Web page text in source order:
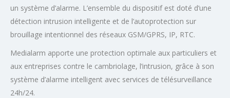
un système d’alarme. L’ensemble du dispositif est doté d’une
détection intrusion intelligente et de l’autoprotection sur
brouillage intentionnel des réseaux GSM/GPRS, IP, RTC.
Medialarm apporte une protection optimale aux particuliers et
aux entreprises contre le cambriolage, l’intrusion, grâce à son
système d’alarme intelligent avec services de télésurveillance
24h/24.